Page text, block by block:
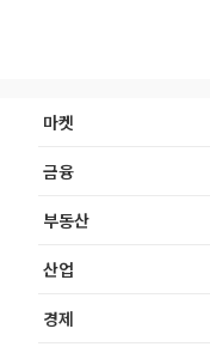
마켓
금융
부동산
산업
경제